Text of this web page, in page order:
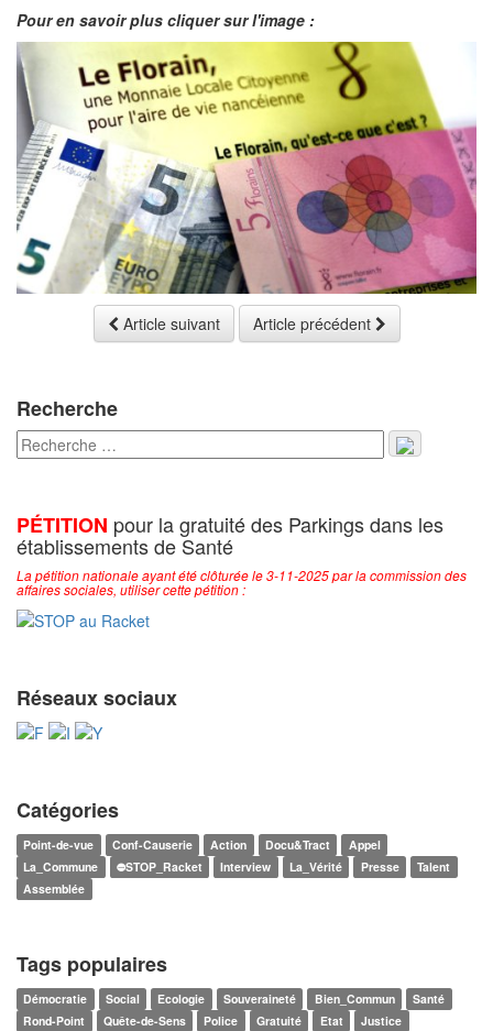
Pour en savoir plus cliquer sur l'image :
Article suivant Article précédent
Recherche
PÉTITION pour la gratuité des Parkings dans les
établissements de Santé
La pétition nationale ayant été clôturée le 3-11-2025 par la commission des
affaires sociales, utiliser cette pétition :
Réseaux sociaux
Catégories
Point-de-vue Conf-Causerie Action Docu&Tract
Appel
La_Commune
⛔STOP_Racket Interview La_Vérité Presse
Talent
Assemblée
Tags populaires
Démocratie Social Ecologie Souveraineté Bien_Commun
Santé
Rond-Point
Quête-de-Sens Police Gratuité Etat
Justice